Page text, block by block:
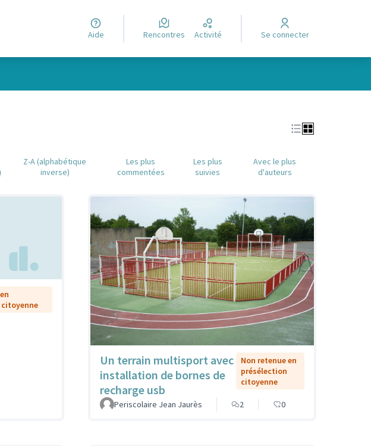
Aide Rencontres Activité Se connecter
Z-A (alphabétique
inverse)
Les plus
commentées
Les plus
suivies
Avec le plus
d'auteurs
Un terrain multisport avec
installation de bornes de
recharge usb
Non retenue en
présélection
citoyenne
Periscolaire Jean Jaurès 2 0